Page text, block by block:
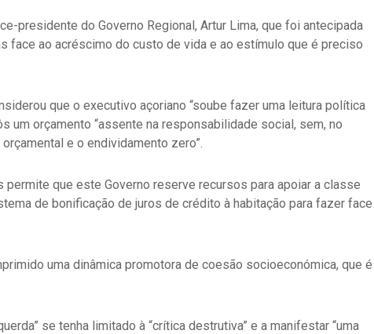
presidente do Governo Regional, Artur Lima, que foi antecipada
face ao acréscimo do custo de vida e ao estímulo que é preciso
que o executivo açoriano “soube fazer uma leitura política
um orçamento “assente na responsabilidade social, sem, no
e o endividamento zero”.
permite que este Governo reserve recursos para apoiar a classe
de bonificação de juros de crédito à habitação para fazer face
uma dinâmica promotora de coesão socioeconómica, que é
se tenha limitado à “crítica destrutiva” e a manifestar “uma